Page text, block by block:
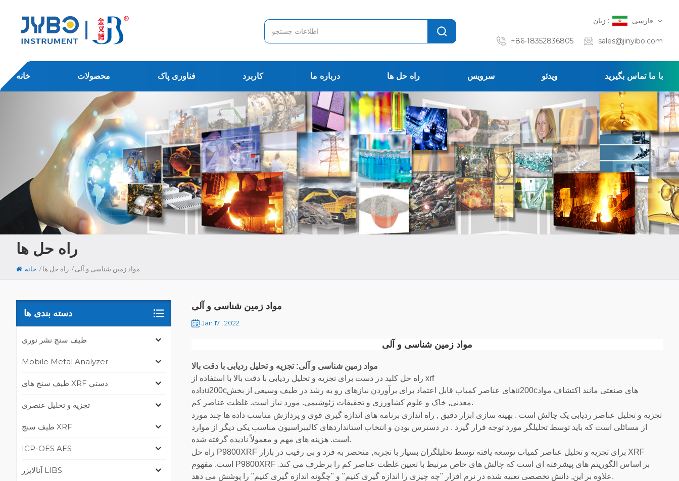
زبان : فارسی
+86-18352836805 sales@jinyibo.com
خانه محصولات فناوری پاک کاربرد درباره ما راه حل ها سرویس ویدئو با ما تماس بگیرید
راه حل ها
خانه / راه حل ها / مواد زمین شناسی و آلی
دسته بندی ها
طیف سنج نشر نوری
Mobile Metal Analyzer
طیف سنج های XRF دستی
تجزیه و تحلیل عنصری
طیف سنج XRF
ICP-OES AES
آنالایزر LIBS
مواد زمین شناسی و آلی
Jan 17 , 2022
مواد زمین شناسی و آلی
مواد زمین شناسی و آلی: تجزیه و تحلیل ردیابی با دقت بالا
راه حل کلید در دست برای تجزیه و تحلیل ردیابی با دقت بالا با استفاده از xrf
دادهu200cهای عناصر کمیاب قابل اعتماد برای برآوردن نیازهای رو به رشد در طیف وسیعی از بخشu200cهای صنعتی مانند اکتشاف مواد
معدنی, خاک و علوم کشاورزی و تحقیقات ژئوشیمی. مورد نیاز است. غلظت عناصر کم.
تجزیه و تحلیل عناصر ردیابی یک چالش است . بهینه سازی ابزار دقیق , راه اندازی برنامه های اندازه گیری قوی و پردازش مناسب داده ها چند مورد
از مسائلی است که باید توسط تحلیلگر مورد توجه قرار گیرد . در دسترس بودن و انتخاب استانداردهای کالیبراسیون مناسب یکی دیگر از موارد
است. هزینه های مهم و معمولاً نادیده گرفته شده.
راه حل P9800XRF برای تجزیه و تحلیل عناصر کمیاب توسعه یافته توسط تحلیلگران بسیار با تجربه, منحصر به فرد و بی رقیب در بازار XRF
است. مفهوم P9800XRF بر اساس الگوریتم های پیشرفته ای است که چالش های خاص مرتبط با تعیین غلظت عناصر کم را برطرف می کند.
علاوه بر این, دانش تخصصی تعبیه شده در نرم افزار "چه چیزی را اندازه گیری کنیم" و "چگونه اندازه گیری کنیم" را پوشش می دهد.